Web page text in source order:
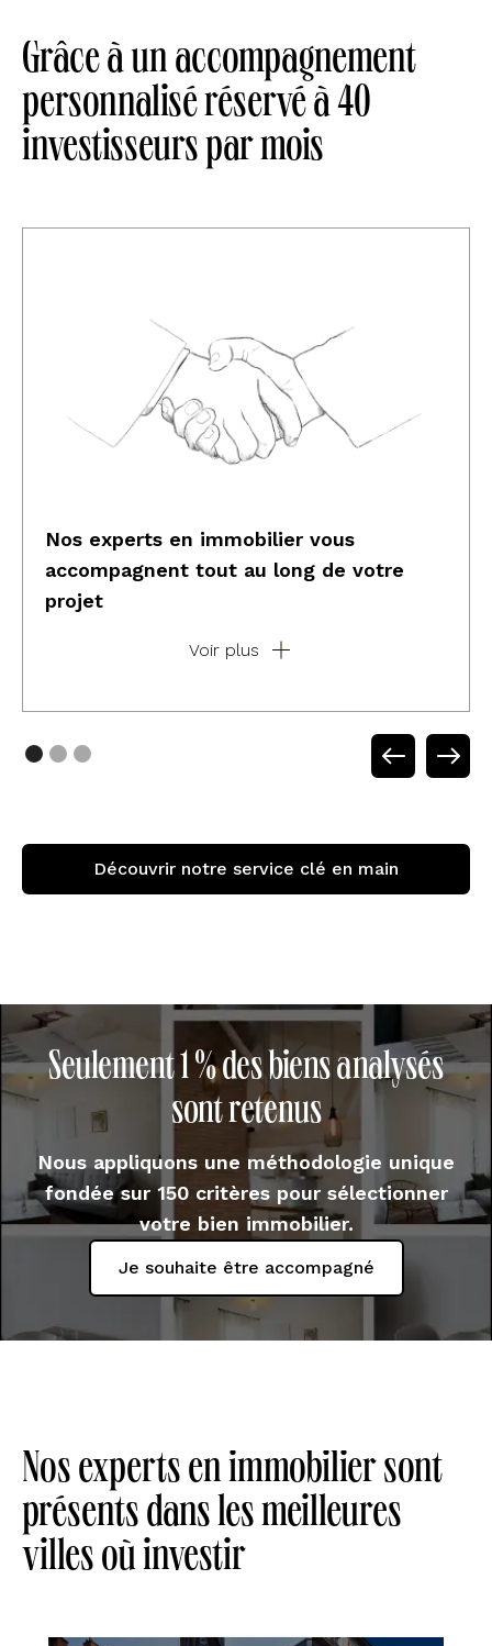
Grâce à un accompagnement
personnalisé réservé à 40
investisseurs par mois
Nos experts en immobilier vous
accompagnent tout au long de votre
projet
Voir plus
• Au total, c'est plus de250 heuresque nous
expertsdu domaine
Découvrir notre service clé en main
Seulement 1 % des biens analysés
sont retenus
Nous appliquons une méthodologie unique
fondée sur 150 critères pour sélectionner
votre bien immobilier.
Je souhaite être accompagné
Nos experts en immobilier sont
présents dans les meilleures
villes où investir